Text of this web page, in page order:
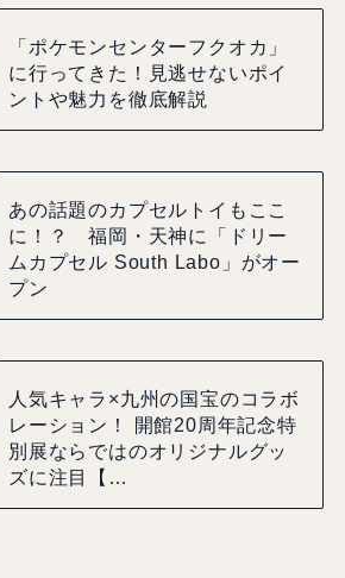
「ポケモンセンターフクオカ」
に行ってきた！見逃せないポイ
ントや魅力を徹底解説
あの話題のカプセルトイもここ
に！？ 福岡・天神に「ドリー
ムカプセル South Labo」がオー
プン
人気キャラ×九州の国宝のコラボ
レーション！ 開館20周年記念特
別展ならではのオリジナルグッ
ズに注目【…